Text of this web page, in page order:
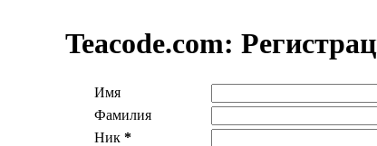
Teacode.com:
Имя
Фамилия
Ник *